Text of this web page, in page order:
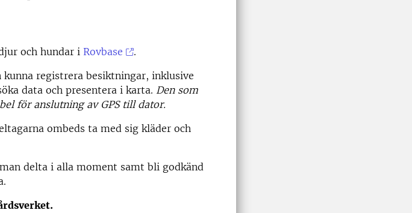
och hundar i Rovbase
.
kunna registrera besiktningar, inklusive
data och presentera i karta. Den som
för anslutning av GPS till dator.
ombeds ta med sig kläder och
delta i alla moment samt bli godkänd